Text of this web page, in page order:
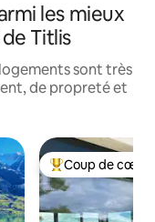
les mieux
Titlis
sont très
de propreté et
Coups de cœur
Coup de cœur